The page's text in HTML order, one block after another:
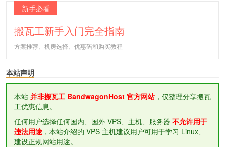
新手必看
搬瓦工新手入门完全指南
方案推荐、机房选择、优惠码和购买教程
本站声明
本站 并非搬瓦工 BandwagonHost 官方网站，仅整理分享搬瓦
工优惠信息。
任何用户选择任何国内、国外 VPS、主机、服务器 不允许用于
违法用途 ，本站介绍的 VPS 主机建议用户可用于学习 Linux、
建设正规网站用途。